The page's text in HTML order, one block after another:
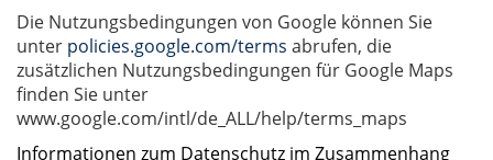
Die Nutzungsbedingungen von Google können Sie
unter policies.google.com/terms abrufen, die
zusätzlichen Nutzungsbedingungen für Google Maps
finden Sie unter
www.google.com/intl/de_ALL/help/terms_maps
Informationen zum Datenschutz im Zusammenhang